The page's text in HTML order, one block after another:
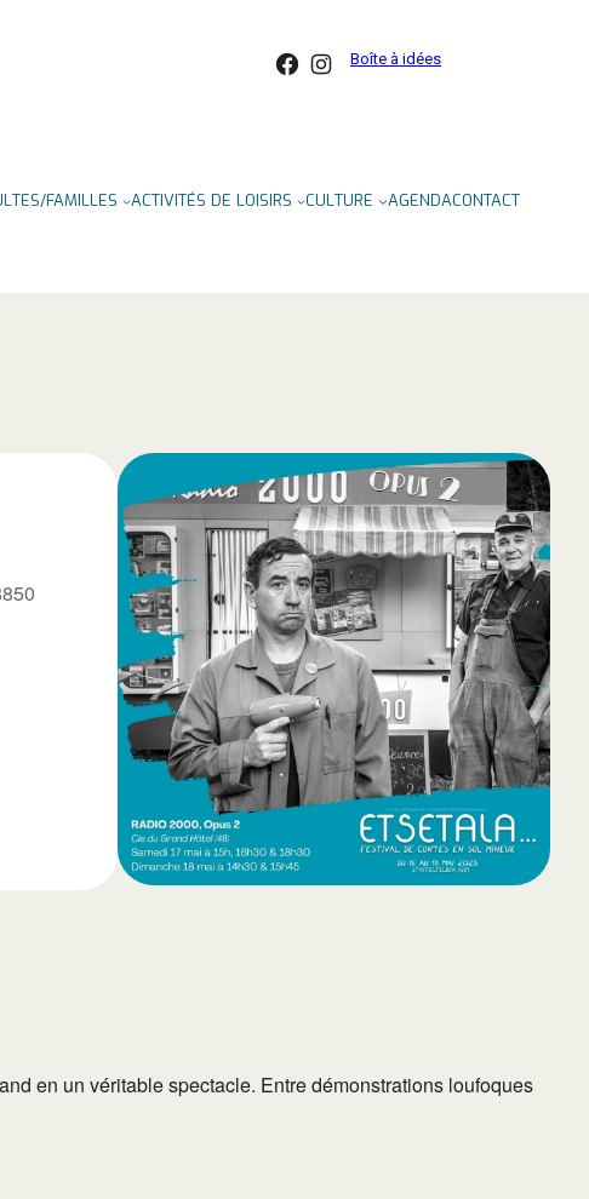
Facebook
Instagram
Boîte à idées
FAMILLES ACTIVITÉS DE LOISIRS CULTURE AGENDACONTACT
Outlook Live
en un véritable spectacle. Entre démonstrations loufoques